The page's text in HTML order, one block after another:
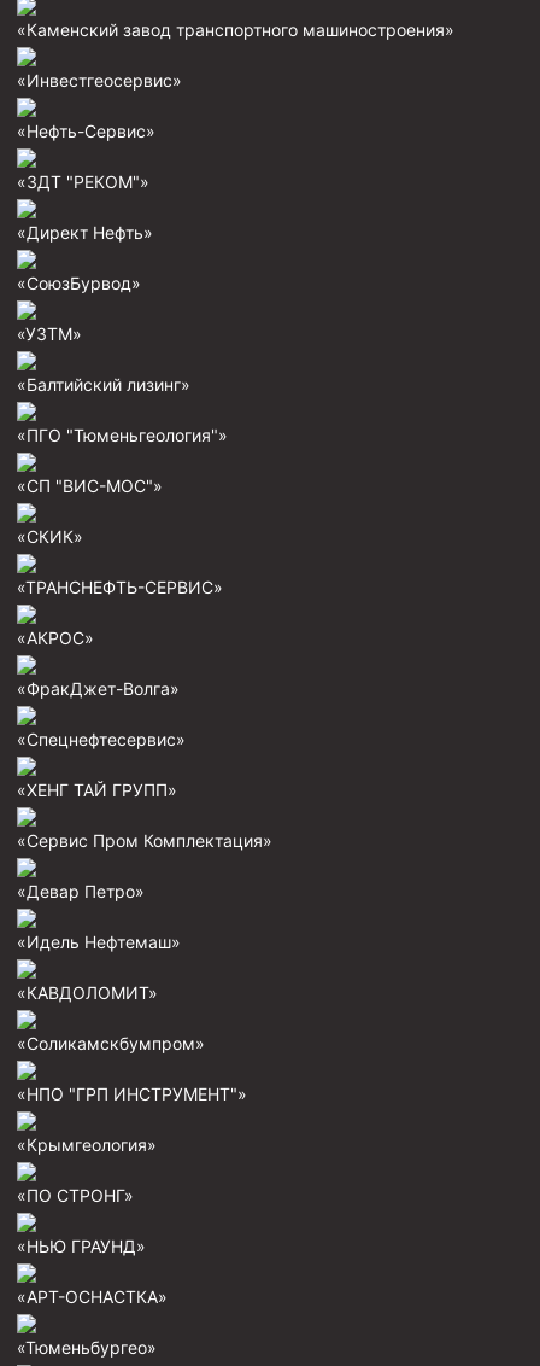
«Каменский завод транспортного машиностроения»
«Инвестгеосервис»
«Нефть-Сервис»
«ЗДТ "РЕКОМ"»
«Директ Нефть»
«СоюзБурвод»
«УЗТМ»
«Балтийский лизинг»
«ПГО "Тюменьгеология"»
«СП "ВИС-МОС"»
«СКИК»
«ТРАНСНЕФТЬ-СЕРВИС»
«АКРОС»
«ФракДжет-Волга»
«Спецнефтесервис»
«ХЕНГ ТАЙ ГРУПП»
«Сервис Пром Комплектация»
«Девар Петро»
«Идель Нефтемаш»
«КАВДОЛОМИТ»
«Соликамскбумпром»
«НПО "ГРП ИНСТРУМЕНТ"»
«Крымгеология»
«ПО СТРОНГ»
«НЬЮ ГРАУНД»
«АРТ-ОСНАСТКА»
«Тюменьбургео»